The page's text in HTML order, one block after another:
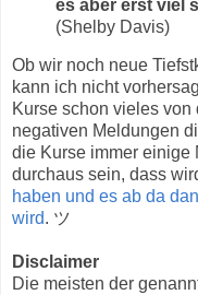
es aber erst viel
(Shelby Davis)
Ob wir noch neue
kann ich nicht
Kurse schon vieles
negativen Meldungen
die Kurse immer einige
durchaus sein, dass
haben und es ab da
wird. ツ
Disclaimer
Die meisten der